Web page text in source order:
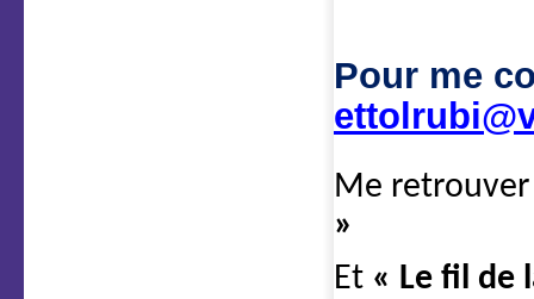
Pour me
Me
»
Et « Le fil de